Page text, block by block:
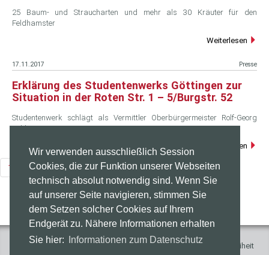
Wir verwenden ausschließlich Session
Cookies, die zur Funktion unserer Webseiten
technisch absolut notwendig sind. Wenn Sie
auf unserer Seite navigieren, stimmen Sie
dem Setzen solcher Cookies auf Ihrem
Endgerät zu. Nähere Informationen erhalten
Sie hier:
Informationen zum Datenschutz
25 Baum- und Straucharten und mehr als 30 Kräuter für den
Feldhamster
Weiterlesen
17.11.2017 Presse
Erklärung des Studentenwerks Göttingen zur
Situation in der Roten Str. 1 – 5/Burgstr. 52
Studentenwerk schlägt als Vermittler Oberbürgermeister Rolf-Georg
Köhler vor
Weiterlesen
1 2 3 4 5 6 7 8
Impressum Presse Kontakt Datenschutz Barrierefreiheit